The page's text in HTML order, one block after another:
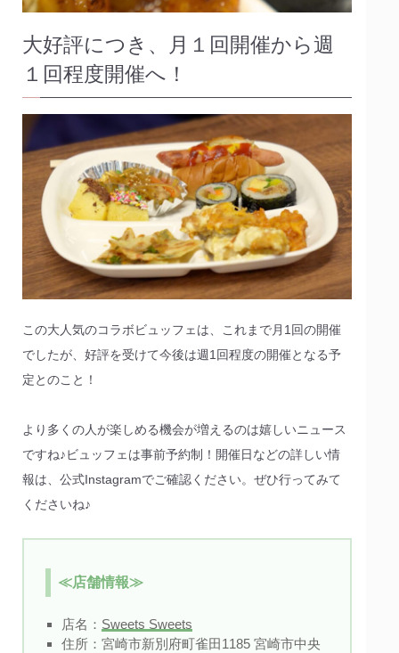
大好評につき、月１回開催から週
１回程度開催へ！
この大人気のコラボビュッフェは、これまで月1回の開催
でしたが、好評を受けて今後は週1回程度の開催となる予
定とのこと！
より多くの人が楽しめる機会が増えるのは嬉しいニュース
ですね♪ビュッフェは事前予約制！開催日などの詳しい情
報は、公式Instagramでご確認ください。ぜひ行ってみて
くださいね♪
≪店舗情報≫
店名： Sweets Sweets
住所：宮崎市新別府町雀田1185 宮崎市中央